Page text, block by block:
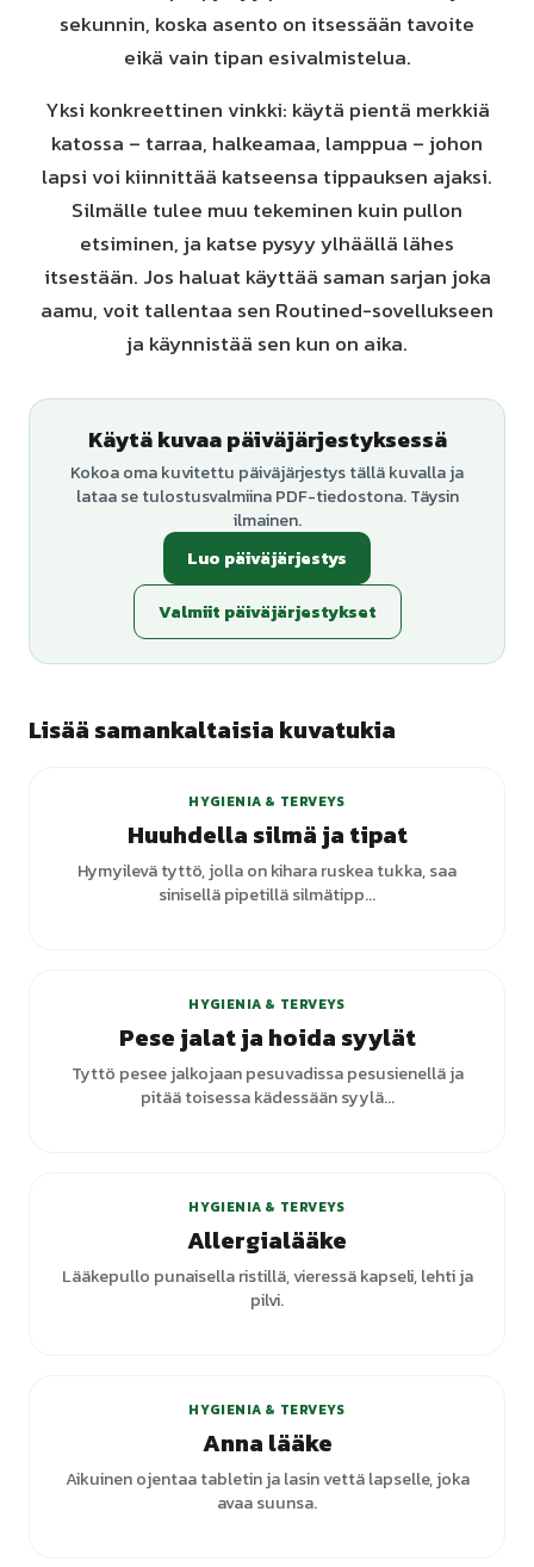
sekunnin, koska asento on itsessään tavoite
eikä vain tipan esivalmistelua.
Yksi konkreettinen vinkki: käytä pientä merkkiä
katossa – tarraa, halkeamaa, lamppua – johon
lapsi voi kiinnittää katseensa tippauksen ajaksi.
Silmälle tulee muu tekeminen kuin pullon
etsiminen, ja katse pysyy ylhäällä lähes
itsestään. Jos haluat käyttää saman sarjan joka
aamu, voit tallentaa sen Routined-sovellukseen
ja käynnistää sen kun on aika.
Käytä kuvaa päiväjärjestyksessä
Kokoa oma kuvitettu päiväjärjestys tällä kuvalla ja
lataa se tulostusvalmiina PDF-tiedostona. Täysin
ilmainen.
Luo päiväjärjestys
Valmiit päiväjärjestykset
Lisää samankaltaisia kuvatukia
HYGIENIA & TERVEYS
Huuhdella silmä ja tipat
Hymyilevä tyttö, jolla on kihara ruskea tukka, saa
sinisellä pipetillä silmätipp...
HYGIENIA & TERVEYS
Pese jalat ja hoida syylät
Tyttö pesee jalkojaan pesuvadissa pesusienellä ja
pitää toisessa kädessään syylä...
HYGIENIA & TERVEYS
Allergialääke
Lääkepullo punaisella ristillä, vieressä kapseli, lehti ja
pilvi.
HYGIENIA & TERVEYS
Anna lääke
Aikuinen ojentaa tabletin ja lasin vettä lapselle, joka
avaa suunsa.